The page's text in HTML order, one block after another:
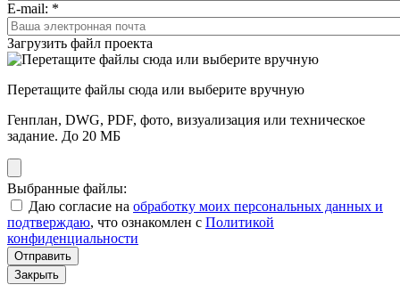
E-mail: *
Загрузить файл проекта
Перетащите файлы сюда или выберите вручную
Генплан, DWG, PDF, фото, визуализация или техническое
задание. До 20 МБ
Выбранные файлы:
Даю согласие на обработку моих персональных данных и
подтверждаю, что ознакомлен с Политикой
конфиденциальности
Отправить
Закрыть